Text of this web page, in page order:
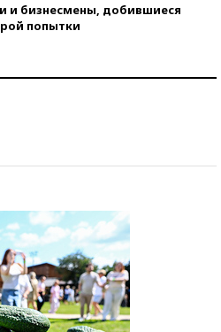
и бизнесмены, добившиеся
попытки